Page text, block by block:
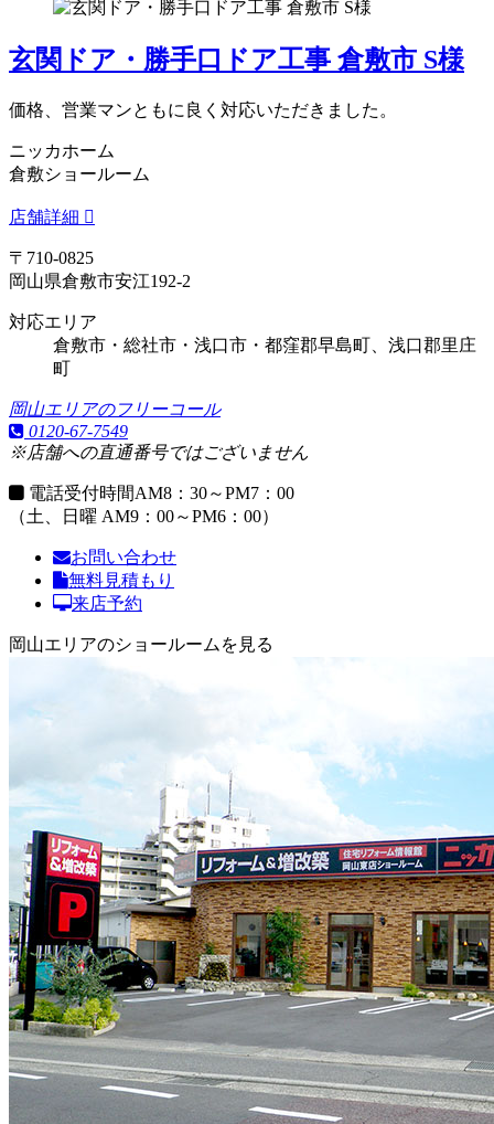
玄関ドア・勝手口ドア工事 倉敷市 S様
価格、営業マンともに良く対応いただきました。
ニッカホーム
倉敷ショールーム
店舗詳細
〒710-0825
岡山県倉敷市安江192-2
対応エリア
倉敷市・総社市・浅口市・都窪郡早島町、浅口郡里庄
町
岡山エリアのフリーコール
0120-67-7549
※店舗への直通番号ではございません
電話受付時間AM8：30～PM7：00
（土、日曜 AM9：00～PM6：00）
お問い合わせ
無料見積もり
来店予約
岡山エリアのショールームを見る